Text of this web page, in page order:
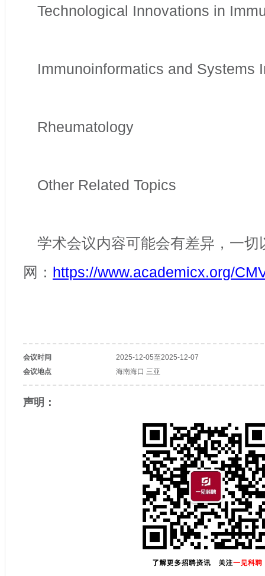
Technological Innovations in
Immunoinformatics and Systems
Rheumatology
Other Related Topics
学术会议内容可能会有差异，一切
网： https://www.academicx.org/
会议时间
2025-12-05至2025-12-07
会议地点
海南海口 三亚
声明：